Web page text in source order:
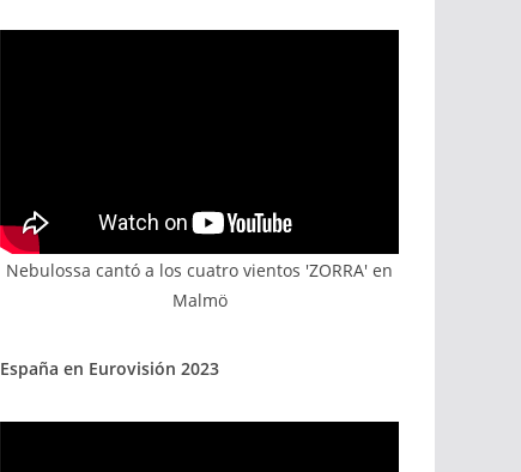
Nebulossa cantó a los cuatro vientos 'ZORRA' en
Malmö
España en Eurovisión 2023